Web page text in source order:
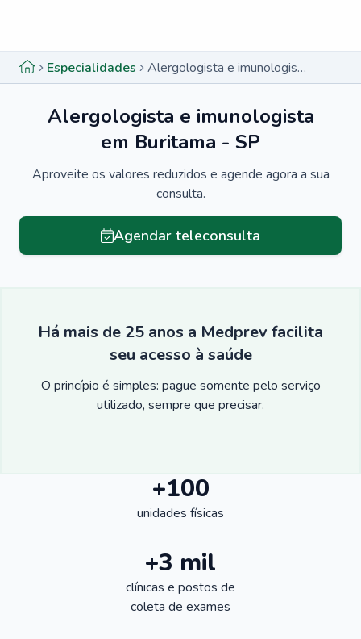
Especialidades Alergologista e imunologista em Buritama - SP
Alergologista e imunologista
em Buritama - SP
Aproveite os valores reduzidos e agende agora a sua
consulta.
Agendar teleconsulta
Há mais de 25 anos a Medprev facilita
seu acesso à saúde
O princípio é simples: pague somente pelo serviço
utilizado, sempre que precisar.
+100
unidades físicas
+3 mil
clínicas e postos de
coleta de exames